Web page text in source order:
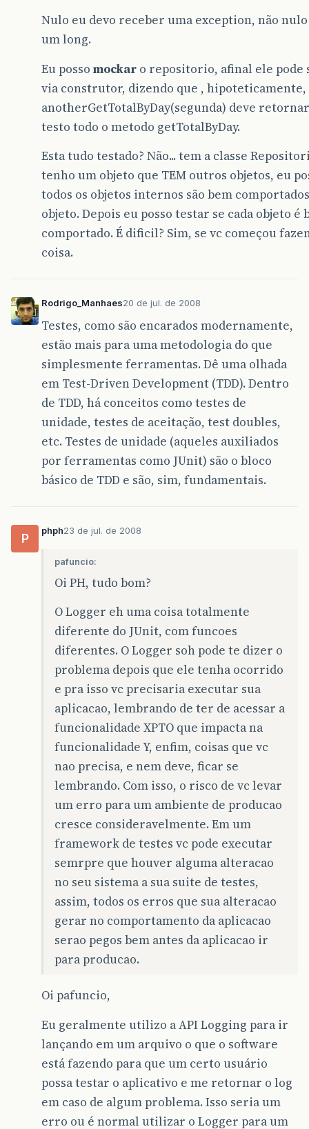
Nulo eu devo receber uma exception, não
um long.
Eu posso mockar o repositorio, afinal ele pode
via construtor, dizendo que , hipoteticamente,
anotherGetTotalByDay(segunda) deve
testo todo o metodo getTotalByDay.
Esta tudo testado? Não... tem a classe
tenho um objeto que TEM outros objetos, eu
todos os objetos internos são bem
objeto. Depois eu posso testar se cada objeto é
comportado. É dificil? Sim, se vc começou
coisa.
Rodrigo_Manhaes20 de jul. de 2008
Testes, como são encarados modernamente,
estão mais para uma metodologia do que
simplesmente ferramentas. Dê uma olhada
em Test-Driven Development (TDD). Dentro
de TDD, há conceitos como testes de
unidade, testes de aceitação, test doubles,
etc. Testes de unidade (aqueles auxiliados
por ferramentas como JUnit) são o bloco
básico de TDD e são, sim, fundamentais.
P
phph23 de jul. de 2008
pafuncio:
Oi PH, tudo bom?
O Logger eh uma coisa totalmente
diferente do JUnit, com funcoes
diferentes. O Logger soh pode te dizer o
problema depois que ele tenha ocorrido
e pra isso vc precisaria executar sua
aplicacao, lembrando de ter de acessar a
funcionalidade XPTO que impacta na
funcionalidade Y, enfim, coisas que vc
nao precisa, e nem deve, ficar se
lembrando. Com isso, o risco de vc levar
um erro para um ambiente de producao
cresce consideravelmente. Em um
framework de testes vc pode executar
semrpre que houver alguma alteracao
no seu sistema a sua suite de testes,
assim, todos os erros que sua alteracao
gerar no comportamento da aplicacao
serao pegos bem antes da aplicacao ir
para producao.
Oi pafuncio,
Eu geralmente utilizo a API Logging para ir
lançando em um arquivo o que o software
está fazendo para que um certo usuário
possa testar o aplicativo e me retornar o log
em caso de algum problema. Isso seria um
erro ou é normal utilizar o Logger para um